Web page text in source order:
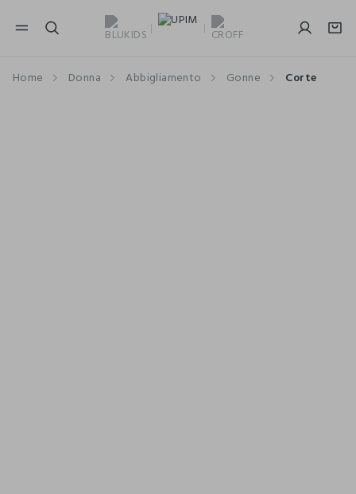
NAVIGATION.ARIA.GOTOMAINCONTENT
Home Donna Abbigliamento Gonne Corte